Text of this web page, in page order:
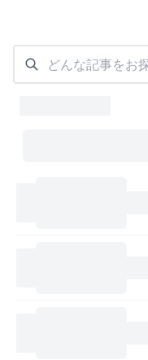
どんな記事をお